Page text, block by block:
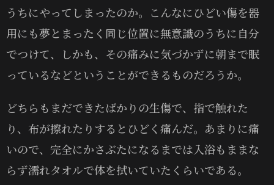
うちにやってしまったのか。こんなにひどい傷を器
用にも夢とまったく同じ位置に無意識のうちに自分
でつけて、しかも、その痛みに気づかずに朝まで眠
っているなどということができるものだろうか。
どちらもまだできたばかりの生傷で、指で触れた
り、布が擦れたりするとひどく痛んだ。あまりに痛
いので、完全にかさぶたになるまでは入浴もままな
らず濡れタオルで体を拭いていたくらいである。